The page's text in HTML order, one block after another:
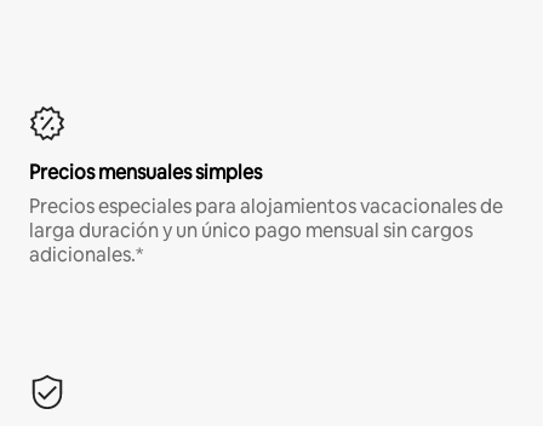
Precios mensuales simples
Precios especiales para alojamientos vacacionales de
larga duración y un único pago mensual sin cargos
adicionales.*